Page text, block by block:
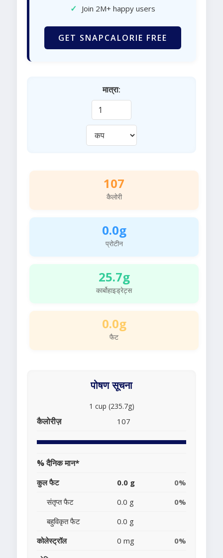
✓ Join 2M+ happy users
GET SNAPCALORIE FREE
मात्रा:
107
कैलोरी
0.0g
प्रोटीन
25.7g
कार्बोहाइड्रेट्स
0.0g
फैट
पोषण सूचना
1 cup (235.7g)
कैलोरीज़ 107
% दैनिक मान*
कुल फैट 0.0 g
0%
संतृप्त फैट
0.0 g
0%
बहुविकृत फैट
0.0 g
कोलेस्ट्रॉल
0 mg
0%